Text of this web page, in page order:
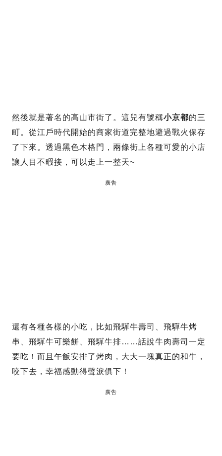
然後就是著名的高山市街了。這兒有號稱小京都的三
町。從江戶時代開始的商家街道完整地避過戰火保存
了下來。透過黑色木格門，兩條街上各種可愛的小店
讓人目不暇接，可以走上一整天~
廣告
還有各種各樣的小吃，比如飛驒牛壽司、飛驒牛烤
串、飛驒牛可樂餅、飛驒牛排……話說牛肉壽司一定
要吃！而且午飯安排了烤肉，大大一塊真正的和牛，
咬下去，幸福感動得聲淚俱下！
廣告